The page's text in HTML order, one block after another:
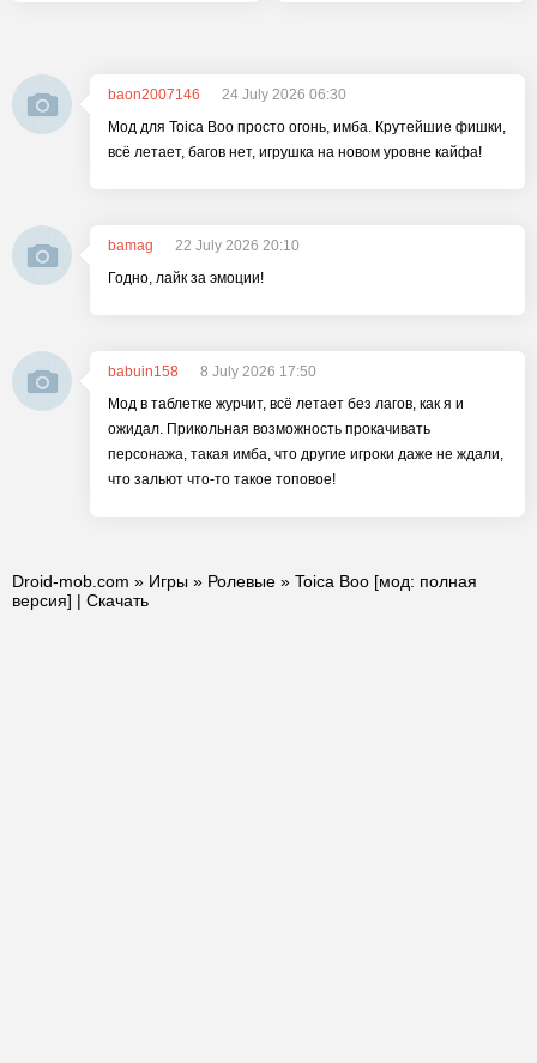
baon2007146
24 July 2026 06:30
Мод для Toica Boo просто огонь, имба. Крутейшие фишки,
всё летает, багов нет, игрушка на новом уровне кайфа!
bamag
22 July 2026 20:10
Годно, лайк за эмоции!
babuin158
8 July 2026 17:50
Мод в таблетке журчит, всё летает без лагов, как я и
ожидал. Прикольная возможность прокачивать
персонажа, такая имба, что другие игроки даже не ждали,
что зальют что-то такое топовое!
Droid-mob.com » Игры » Ролевые » Toica Boo [мод: полная
версия] | Скачать